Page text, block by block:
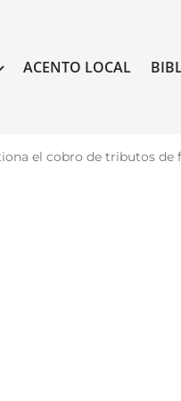
ACENTO LOCAL
el cobro de tributos de